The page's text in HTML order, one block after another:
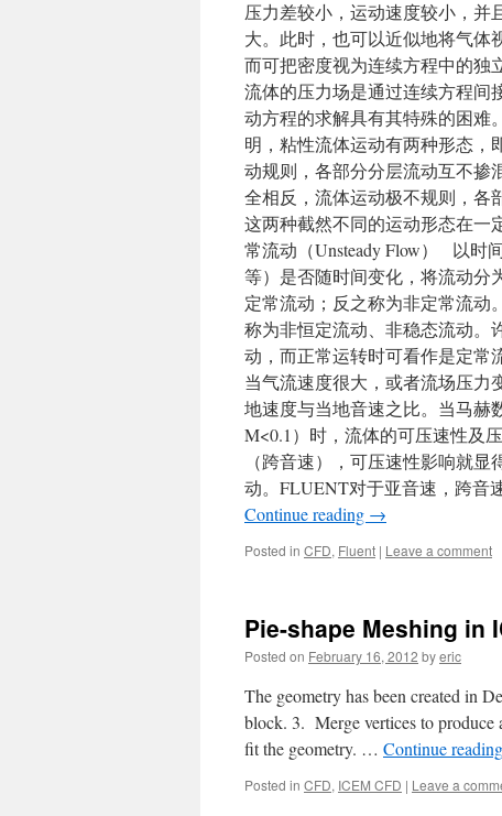
压力差较小，运动速度较小，并
大。此时，也可以近似地将气体
而可把密度视为连续方程中的独
流体的压力场是通过连续方程间
动方程的求解具有其特殊的困难
明，粘性流体运动有两种形态，
动规则，各部分分层流动互不掺
全相反，流体运动极不规则，各
这两种截然不同的运动形态在一
常流动（Unsteady Flow） 以时
等）是否随时间变化，将流动分
定常流动；反之称为非定常流动
称为非恒定流动、非稳态流动。
动，而正常运转时可看作是定常
当气流速度很大，或者流场压力
地速度与当地音速之比。当马赫
M<0.1）时，流体的可压速性及
（跨音速），可压速性影响就
动。FLUENT对于亚音速，跨音
Continue reading →
Posted in CFD, Fluent | Leave a comment
Pie-shape Meshing in
Posted on February 16, 2012 byeric
The geometry has been created in
block. 3. Merge vertices to produce
fit the geometry. … Continue reading
Posted in CFD, ICEM CFD | Leave a